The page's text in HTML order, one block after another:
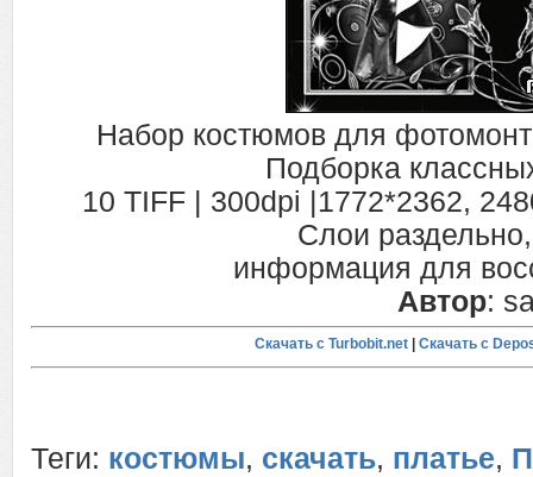
Набор костюмов для
Подборка
10 TIFF | 300dpi |1772*2362,
Слои
информация для
Автор:
Скачать с Turbobit.net Скачать с
Теги: костюмы, скачать, платье,